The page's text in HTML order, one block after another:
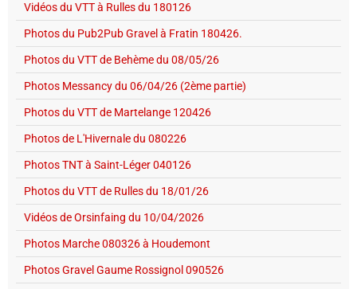
Vidéos du VTT à Rulles du 180126
Photos du Pub2Pub Gravel à Fratin 180426.
Photos du VTT de Behème du 08/05/26
Photos Messancy du 06/04/26 (2ème partie)
Photos du VTT de Martelange 120426
Photos de L'Hivernale du 080226
Photos TNT à Saint-Léger 040126
Photos du VTT de Rulles du 18/01/26
Vidéos de Orsinfaing du 10/04/2026
Photos Marche 080326 à Houdemont
Photos Gravel Gaume Rossignol 090526